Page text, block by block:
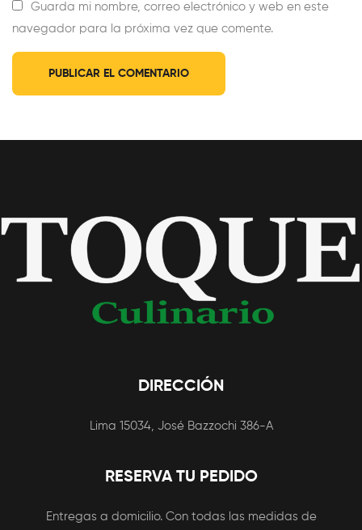
Guarda mi nombre, correo electrónico y web en este
navegador para la próxima vez que comente.
DIRECCIÓN
Lima 15034, José Bazzochi 386-A
RESERVA TU PEDIDO
Entregas a domicilio. Con todas las medidas de